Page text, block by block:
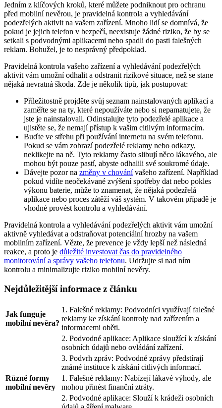
Jedním z klíčových kroků, které můžete podniknout pro ochranu
před mobilní nevěrou, je pravidelná kontrola a vyhledávání
podezřelých aktivit na vašem zařízení. Mnoho lidí se domnívá, že
pokud je jejich telefon v bezpečí, neexistuje žádné riziko, že by se
setkali s podvodnými aplikacemi nebo spadli do pasti falešných
reklam. Bohužel, je to nesprávný předpoklad.
Pravidelná kontrola vašeho zařízení a vyhledávání podezřelých
aktivit vám umožní odhalit a odstranit rizikové situace, než se stane
nějaká nevratná škoda. Zde je několik tipů, jak postupovat:
Příležitostně projděte svůj seznam nainstalovaných aplikací a
zaměřte se na ty, které nepoužíváte nebo si nepamatujete, že
jste je nainstalovali. Odinstalujte tyto podezřelé aplikace a
ujistěte se, že nemají přístup k vašim citlivým informacím.
Buďte ve střehu při používání internetu na svém telefonu.
Pokud se vám zobrazí podezřelé reklamy nebo odkazy,
neklikejte na ně. Tyto reklamy často slibují něco lákavého, ale
mohou být pouze pastí, abyste odhalili své soukromé údaje.
Dávejte pozor na změny v chovánívašeho zařízení. Například
pokud vidíte neočekávané zvýšení spotřeby dat nebo pokles
výkonu baterie, může to znamenat, že nějaká podezřelá
aplikace nebo proces zátěží váš systém. V takovém případě je
vhodné provést kontrolu a vyhledávání.
Pravidelná kontrola a vyhledávání podezřelých aktivit vám umožní
aktivně vyhledávat a odstraňovat potenciální hrozby na vašem
mobilním zařízení. Vězte, že prevence je vždy lepší než následná
reakce, a proto je důležité investovat čas do pravidelného
monitorování a správy vašeho telefonu. Udržujte si nad ním
kontrolu a minimalizujte riziko mobilní nevěry.
Nejdůležitější informace z článku
Jak funguje
mobilní nevěra?
1. Falešné reklamy: Podvodníci využívají falešné
reklamy ke získání kontroly nad zařízením a
informacemi oběti.
2. Podvodné aplikace: Aplikace sloužící k získání
osobních údajů nebo ovládání zařízení.
3. Podvrh zpráv: Podvodné zprávy předstírají
známé instituce k získání citlivých informací.
Různé formy
mobilní nevěry
1. Falešné reklamy: Nabízejí lákavé výhody, ale
mohou přinést finanční ztráty.
2. Podvodné aplikace: Slouží k krádeži osobních